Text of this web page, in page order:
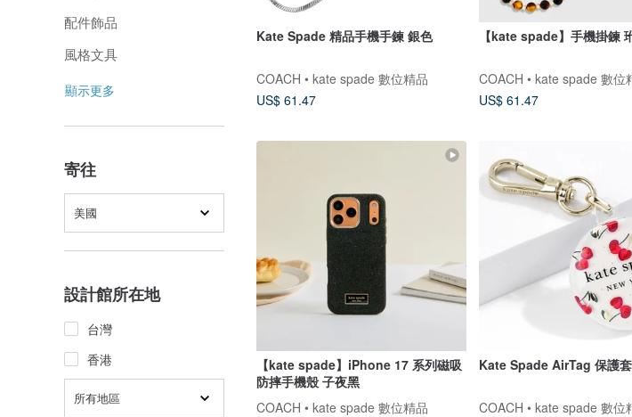
配件飾品
風格文具
顯示更多
寄往
美國
設計館所在地
台灣
香港
所有地區
Kate Spade 精品手機手鍊 銀色
COACH • kate spade 數位精品
US$ 61.47
【kate spade】手機掛鍊
COACH • kate spade 數位
US$ 61.47
【kate spade】iPhone 17 系列磁吸
防摔手機殼 子夜黑
COACH • kate spade 數位精品
Kate Spade AirTag 保護
COACH • kate spade 數位